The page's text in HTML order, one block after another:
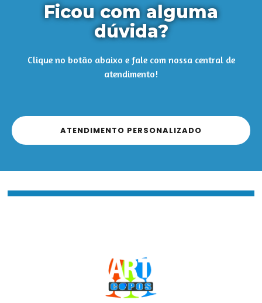
Ficou com alguma
dúvida?
Clique no botão abaixo e fale com nossa central de
atendimento!
ATENDIMENTO PERSONALIZADO